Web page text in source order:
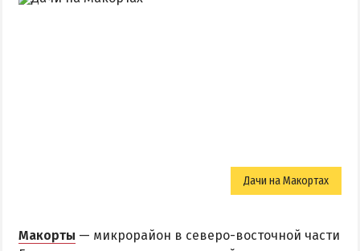
Дачи на Макортах
Макорты — микрорайон в северо-восточной части